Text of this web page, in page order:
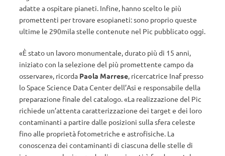
adatte a ospitare pianeti. Infine, hanno scelto le più
promettenti per trovare esopianeti: sono proprio queste
ultime le 290mila stelle contenute nel Pic pubblicato oggi.
«È stato un lavoro monumentale, durato più di 15 anni,
iniziato con la selezione del più promettente campo da
osservare», ricorda Paola Marrese, ricercatrice Inaf presso
lo Space Science Data Center dell’Asi e responsabile della
preparazione finale del catalogo. «La realizzazione del Pic
richiede un’attenta caratterizzazione dei target e dei loro
contaminanti a partire dalle posizioni sulla sfera celeste
fino alle proprietà fotometriche e astrofisiche. La
conoscenza dei contaminanti di ciascuna delle stelle di